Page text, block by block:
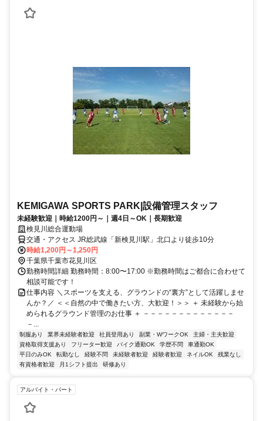
KEMIGAWA SPORTS PARK|設備管理スタッフ
未経験歓迎｜時給1200円～｜週4日～OK｜長期歓迎
検見川総合運動場
交通・アクセス JR総武線「新検見川駅」北口より徒歩10分
時給1,200円～1,250円
千葉県千葉市花見川区
勤務時間詳細 勤務時間：8:00〜17:00 ※勤務時間はご都合に合わせて
相談可能です！
仕事内容 ＼スポーツを支える、グラウンドの“裏方”として活躍しませ
んか？／ ＜＜自然の中で働きたい方、大歓迎！＞＞ ＋ 未経験から始
められるグラウンド管理のお仕事 ＋ －－－－－－－－－－－－－
－...
制服あり 業界未経験者歓迎 社員登用あり 副業・WワークOK
主婦・主夫歓迎
資格取得支援あり
フリーター歓迎 バイク通勤OK 学歴不問
車通勤OK
平日のみOK
転勤なし 経験不問 未経験者歓迎 経験者歓迎 ネイルOK
残業なし
有資格者歓迎
月1シフト提出 研修あり
アルバイト・パート